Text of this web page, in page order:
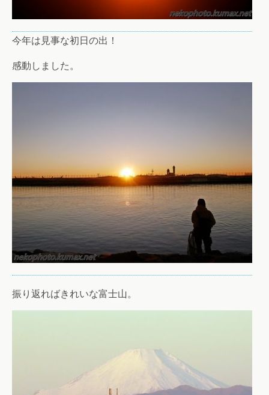
今年は見事な初日の出！
感動しました。
振り返ればきれいな富士山。